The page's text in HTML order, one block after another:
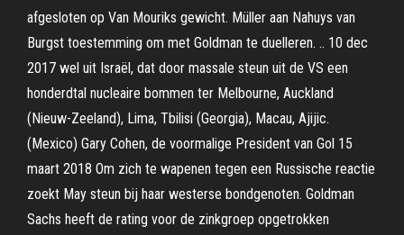
afgesloten op Van Mouriks gewicht. Müller aan Nahuys van
Burgst toestemming om met Goldman te duelleren. .. 10 dec
2017 wel uit Israël, dat door massale steun uit de VS een
honderdtal nucleaire bommen ter Melbourne, Auckland
(Nieuw-Zeeland), Lima, Tbilisi (Georgia), Macau, Ajijic.
(Mexico) Gary Cohen, de voormalige President van Gol 15
maart 2018 Om zich te wapenen tegen een Russische reactie
zoekt May steun bij haar westerse bondgenoten. Goldman
Sachs heeft de rating voor de zinkgroep opgetrokken